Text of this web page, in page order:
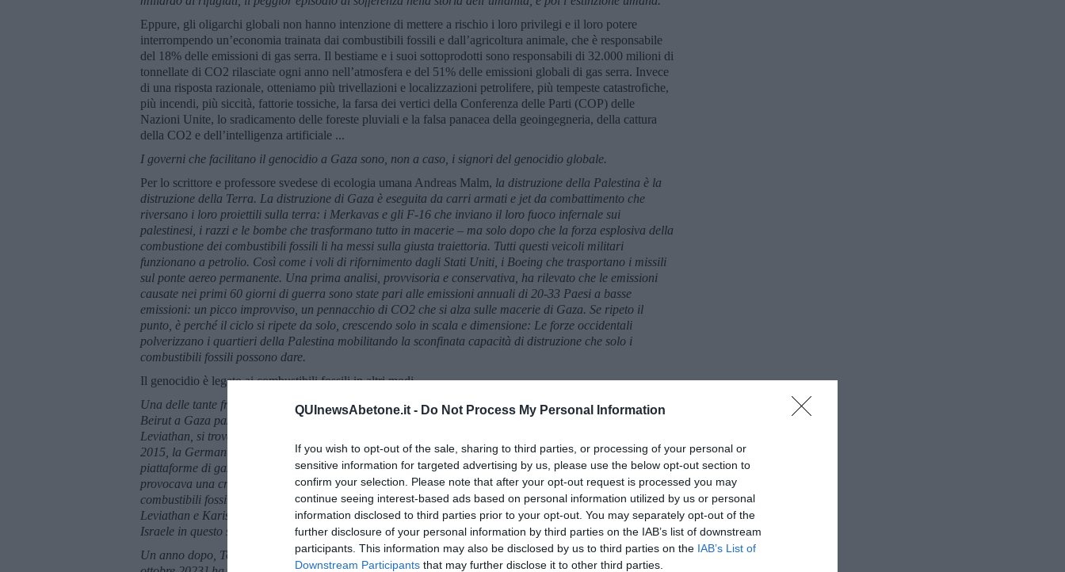
QUInewsAbetone.it - Do Not Process My Personal Information
If you wish to opt-out of the sale, sharing to third parties, or processing of your personal or
sensitive information for targeted advertising by us, please use the below opt-out section to
confirm your selection. Please note that after your opt-out request is processed you may
continue seeing interest-based ads based on personal information utilized by us or personal
information disclosed to third parties prior to your opt-out. You may separately opt-out of the
further disclosure of your personal information by third parties on the IAB’s list of downstream
participants. This information may also be disclosed by us to third parties on the IAB’s List of
Downstream Participants that may further disclose it to other third parties.
Eppure, gli oligarchi globali non hanno intenzione di mettere a rischio i loro privilegi e il loro potere
interrompendo un’economia trainata dai combustibili fossili e dall’agricoltura animale, che è responsabile
del 18% delle emissioni di gas serra. Il bestiame e i suoi sottoprodotti sono responsabili di 32.000 milioni di
tonnellate di CO2 rilasciate ogni anno nell’atmosfera e del 51% delle emissioni globali di gas serra. Invece
di una risposta razionale, otteniamo più trivellazioni e localizzazioni petrolifere, più tempeste catastrofiche,
più incendi, più siccità, fattorie tossiche, la farsa dei vertici della Conferenza delle Parti (COP) delle
Nazioni Unite, lo sradicamento delle foreste pluviali e la falsa panacea della geoingegneria, della cattura
della CO2 e dell’intelligenza artificiale ...
I governi che facilitano il genocidio a Gaza sono, non a caso, i signori del genocidio globale.
Per lo scrittore e professore svedese di ecologia umana Andreas Malm, la distruzione della Palestina è la
distruzione della Terra. La distruzione di Gaza è eseguita da carri armati e jet da combattimento che
riversano i loro proiettili sulla terra: i Merkavas e gli F-16 che inviano il loro fuoco infernale sui
palestinesi, i razzi e le bombe che trasformano tutto in macerie – ma solo dopo che la forza esplosiva della
combustione dei combustibili fossili li ha messi sulla giusta traiettoria. Tutti questi veicoli militari
funzionano a petrolio. Così come i voli di rifornimento dagli Stati Uniti, i Boeing che trasportano i missili
sul ponte aereo permanente. Una prima analisi, provvisoria e conservativa, ha rilevato che le emissioni
causate nei primi 60 giorni di guerra sono state pari alle emissioni annuali di 20-33 Paesi a basse
emissioni: un picco improvviso, un pennacchio di CO2 che si alza sulle macerie di Gaza. Se ripeto il
punto, è perché il ciclo si ripete da solo, crescendo solo in scala e dimensione: Le forze occidentali
polverizzano i quartieri della Palestina mobilitando la sconfinata capacità di distruzione che solo i
combustibili fossili possono dare.
Il genocidio è legato ai combustibili fossili in altri modi.
Una delle tante frontiere dell’estrazione di petrolio e gas è il bacino del Levante, lungo la costa che va da
Beirut a Gaza passando per Akka. Due dei principali giacimenti di gas scoperti qui, chiamati Karish e
Leviathan, si trovano in acque rivendicate dal Libano. Cosa pensa l’Occidente di questa disputa? Nel
2015, la Germania ha venduto quattro navi da guerra a Israele per poter difendere meglio le sue
piattaforme di gas da qualsiasi eventualità. Sette anni dopo, nel 2022, mentre la guerra in Ucraina
provocava una crisi sul mercato del gas, lo Stato di Israele si elevava per la prima volta a esportatore di
combustibili fossili di rilievo, rifornendo la Germania e altri Stati dell’UE di gas e di petrolio greggio da
Leviathan e Karish, entrati in funzione nell’ottobre dello stesso anno. Il 2022 suggellò l’elevato status di
Israele in questo settore.
Un anno dopo, Toufan al-Aqsa [l’incursione in Israele da Gaza da parte di combattenti palestinesi il 7